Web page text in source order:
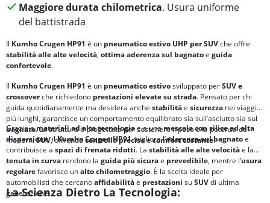
Maggiore durata chilometrica. Usura uniforme
del battistrada
Il Kumho Crugen HP91 è un pneumatico estivo UHP per SUVche offre
stabilità alle alte velocità, ottima aderenza sul bagnatoe guida
confortevole.
Il Kumho Crugen HP91 è un pneumatico estivosviluppato perSUV e
crossoverche richiedono prestazioni elevate su strada. Pensato per chi
guida quotidianamente ma desidera anche stabilitàe sicurezza nei viaggi
più lunghi, garantisce un comportamento equilibrato sia sull’asciutto sia sul
bagnato. La struttura è progettata per sostenere il peso e la potenza dei
moderniSUV, offrendocontrollo precisoecomfortcostante.
Grazie amateriali ad alta tecnologiae a unamescola con silice ad alta
dispersione, ilKumho Crugen HP91migliora l’aderenza sul bagnatoe
contribuisce a spazi di frenata ridotti. La stabilità alle alte velocitàe la
tenuta in curva rendono la guida più sicurae prevedibile, mentre l’usura
regolarefavorisce unalto chilometraggio. È la scelta ideale per
automobilisti che cercanoaffidabilitàe prestazioni suSUVdi ultima
generazione.
La Scienza Dietro La Tecnologia: